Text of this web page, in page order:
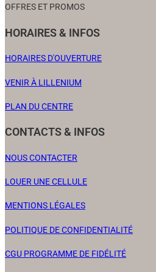
OFFRES ET PROMOS
HORAIRES & INFOS
HORAIRES D'OUVERTURE
VENIR À LILLENIUM
PLAN DU CENTRE
CONTACTS & INFOS
NOUS CONTACTER
LOUER UNE CELLULE
MENTIONS LÉGALES
POLITIQUE DE CONFIDENTIALITÉ
CGU PROGRAMME DE FIDÉLITÉ